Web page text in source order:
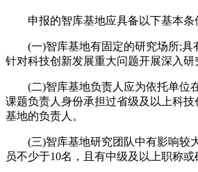
申报的智库基地应具备以下基本条
(一)智库基地有固定的研究场所;具有
针对科技创新发展重大问题开展深入研
(二)智库基地负责人应为依托单位在
课题负责人身份承担过省级及以上科
基地的负责人。
(三)智库基地研究团队中有影响较大
员不少于10名，且有中级及以上职称